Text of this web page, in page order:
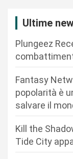
Ultime
Plungeez
Fantasy
popolarità è
salvare il
Kill the
Tide City